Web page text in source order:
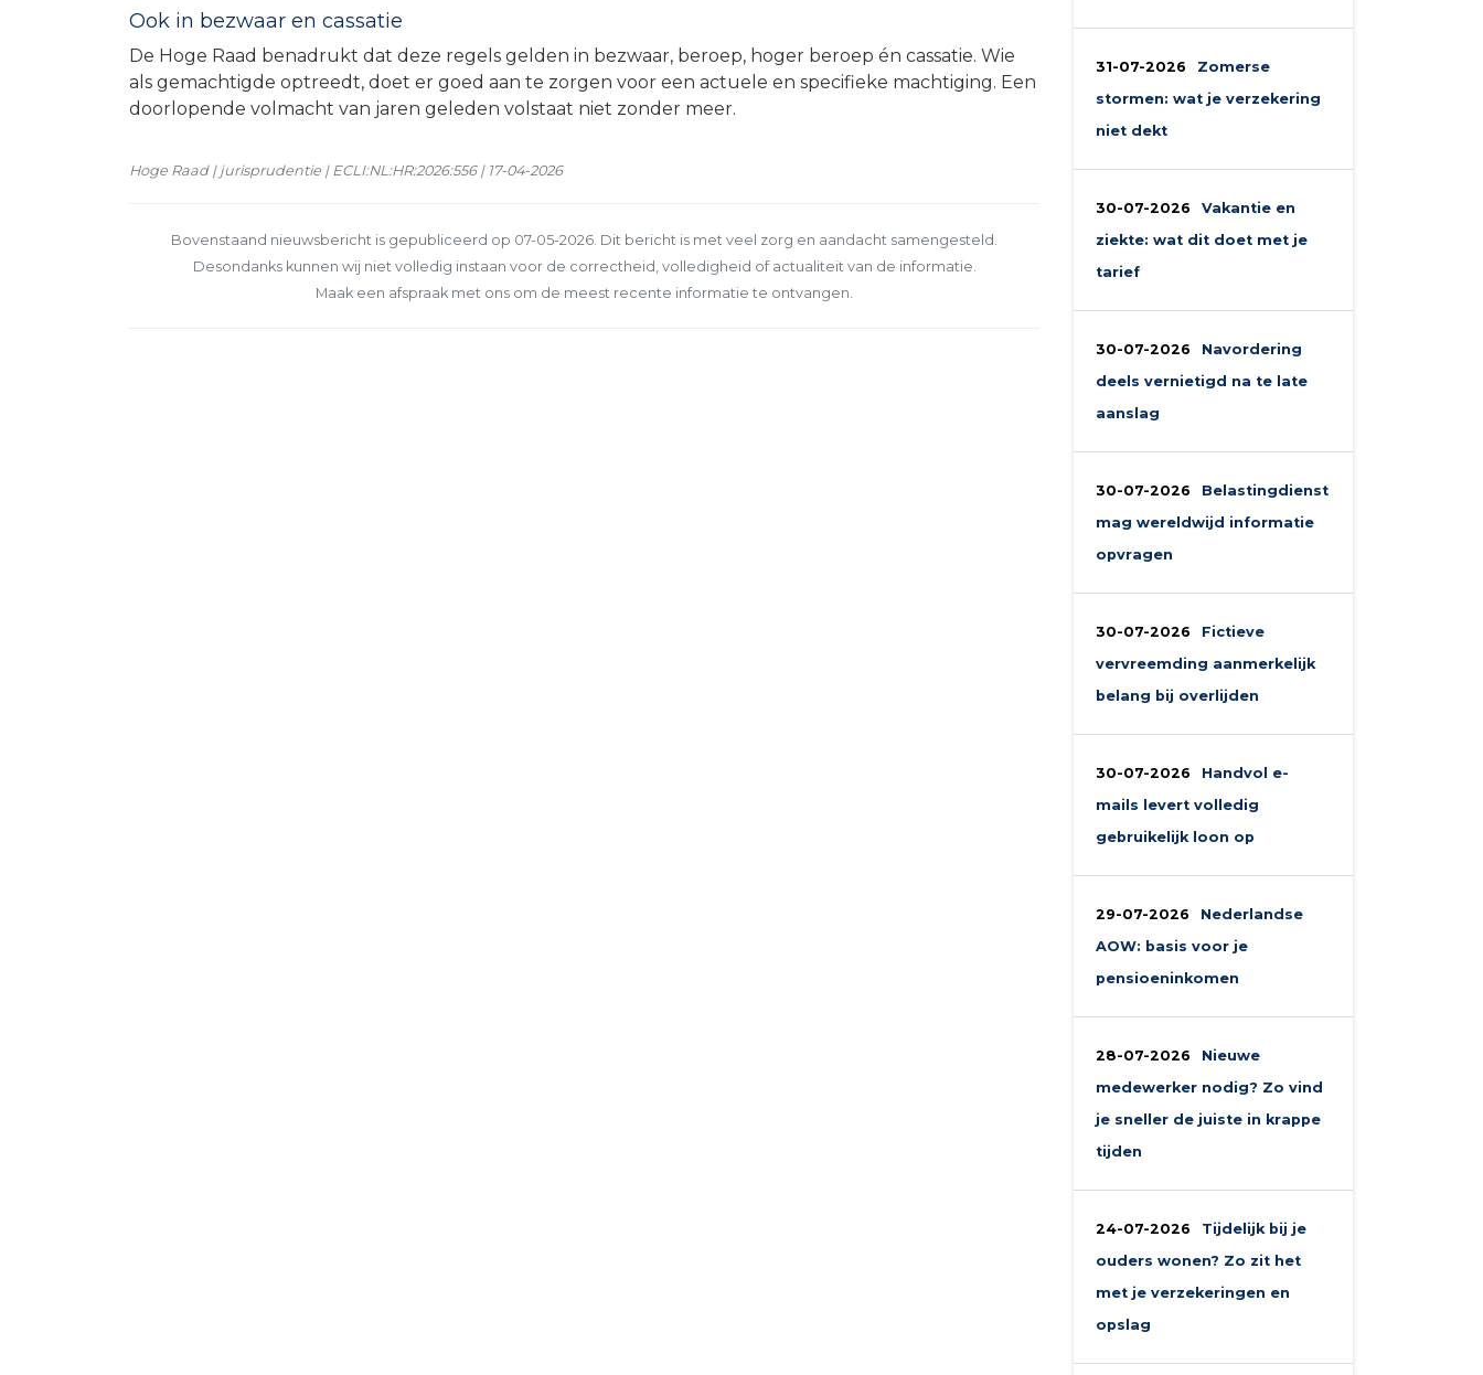
Ook in bezwaar en cassatie
De Hoge Raad benadrukt dat deze regels gelden in bezwaar, beroep, hoger beroep én cassatie. Wie
als gemachtigde optreedt, doet er goed aan te zorgen voor een actuele en specifieke machtiging. Een
doorlopende volmacht van jaren geleden volstaat niet zonder meer.
Hoge Raad | jurisprudentie | ECLI:NL:HR:2026:556 | 17-04-2026
Bovenstaand nieuwsbericht is gepubliceerd op 07-05-2026. Dit bericht is met veel zorg en aandacht samengesteld.
Desondanks kunnen wij niet volledig instaan voor de correctheid, volledigheid of actualiteit van de informatie.
Maak een afspraak met ons om de meest recente informatie te ontvangen.
31-07-2026
Zomerse
stormen: wat je verzekering
niet dekt
30-07-2026
Vakantie en
ziekte: wat dit doet met je
tarief
30-07-2026
Navordering
deels vernietigd na te late
aanslag
30-07-2026
Belastingdienst
mag wereldwijd informatie
opvragen
30-07-2026
Fictieve
vervreemding aanmerkelijk
belang bij overlijden
30-07-2026
Handvol e-
mails levert volledig
gebruikelijk loon op
29-07-2026
Nederlandse
AOW: basis voor je
pensioeninkomen
28-07-2026
Nieuwe
medewerker nodig? Zo vind
je sneller de juiste in krappe
tijden
24-07-2026
Tijdelijk bij je
ouders wonen? Zo zit het
met je verzekeringen en
opslag